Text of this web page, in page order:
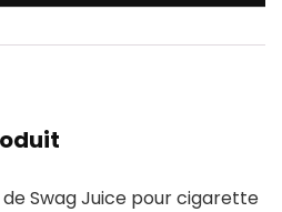
Swag Juice pour cigarette